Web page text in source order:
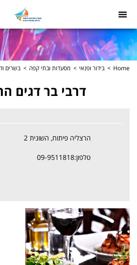
כקישור
לעמוד
הבית
Home בידור ופנאי מסעדות ובתי קפה בשרים
דרבי בר דגים
הרצליה פיתוח, השונית 2
טלפון:09-9511818